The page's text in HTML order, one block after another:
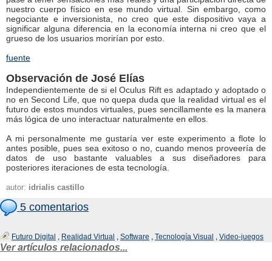
nuestro cuerpo físico en ese mundo virtual. Sin embargo, como
negociante e inversionista, no creo que este dispositivo vaya a
significar alguna diferencia en la economía interna ni creo que el
grueso de los usuarios morirían por esto.
fuente
Observación de José Elías
Independientemente de si el Oculus Rift es adaptado y adoptado o
no en Second Life, que no quepa duda que la realidad virtual es el
futuro de estos mundos virtuales, pues sencillamente es la manera
más lógica de uno interactuar naturalmente en ellos.
A mi personalmente me gustaría ver este experimento a flote lo
antes posible, pues sea exitoso o no, cuando menos proveería de
datos de uso bastante valuables a sus diseñadores para
posteriores iteraciones de esta tecnología.
autor: idrialis castillo
5 comentarios
Futuro Digital , Realidad Virtual , Software , Tecnología Visual , Video-juegos
Ver artículos relacionados...